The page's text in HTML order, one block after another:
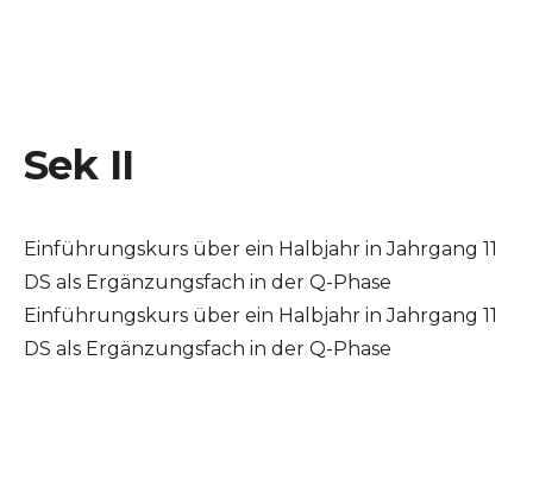
Sek II
Einführungskurs über ein Halbjahr in Jahrgang 11
DS als Ergänzungsfach in der Q-Phase
Einführungskurs über ein Halbjahr in Jahrgang 11
DS als Ergänzungsfach in der Q-Phase